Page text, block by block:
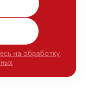
на обработку